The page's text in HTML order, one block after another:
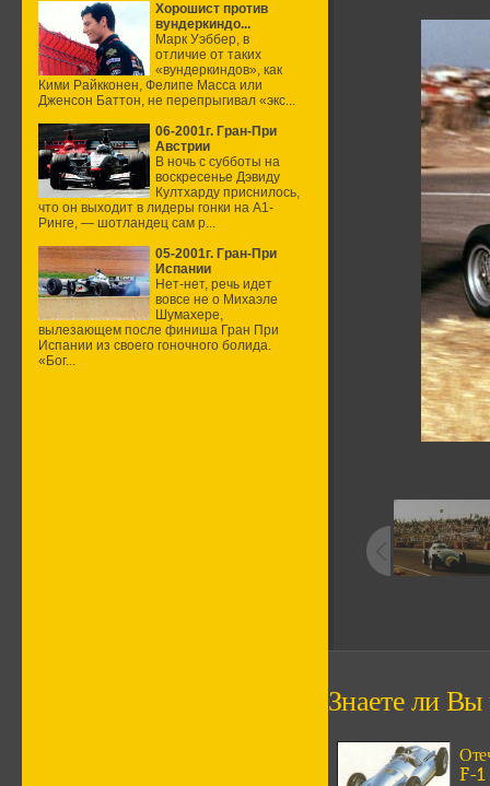
Хорошист против
вундеркиндо...
Марк Уэббер, в
отличие от таких
«вундеркиндов», как
Кими Райкконен, Фелипе Масса или
Дженсон Баттон, не перепрыгивал «экс...
06-2001г. Гран-При
Австрии
В ночь с субботы на
воскресенье Дэвиду
Култхарду приснилось,
что он выходит в лидеры гонки на А1-
Ринге, — шотландец сам р...
05-2001г. Гран-При
Испании
Нет-нет, речь идет
вовсе не о Михаэле
Шумахере,
вылезающем после финиша Гран При
Испании из своего гоночного болида.
«Бог...
Знаете ли Вы
F-1